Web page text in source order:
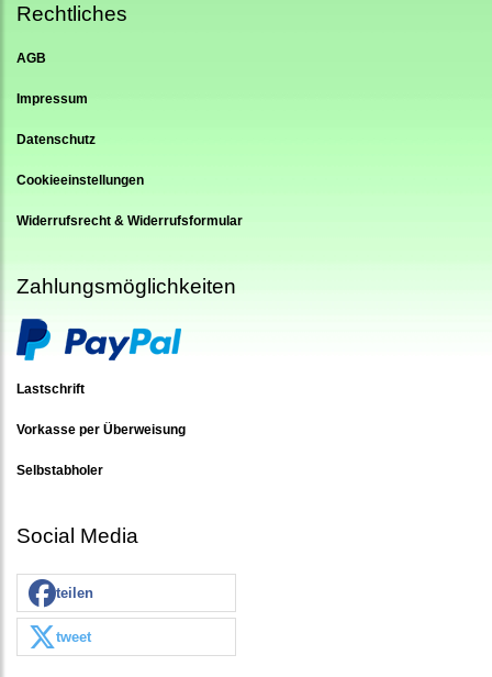
Rechtliches
AGB
Impressum
Datenschutz
Cookieeinstellungen
Widerrufsrecht & Widerrufsformular
Zahlungsmöglichkeiten
Lastschrift
Vorkasse per Überweisung
Selbstabholer
Social Media
teilen
tweet